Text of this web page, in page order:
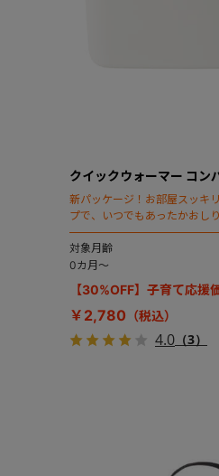
クイックウォーマー コン
新パッケージ！お部屋スッキ
プで、いつでもあったかおし
対象月齢
0カ月～
【30%OFF】子育て応援
￥2,780
4.0 （3）